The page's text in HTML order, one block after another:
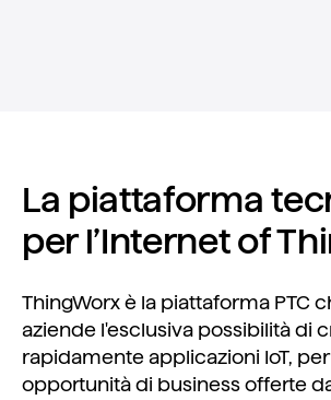
La piattaforma
per l’Internet of
ThingWorx è la piattaforma PTC
aziende l'esclusiva possibilità di
rapidamente applicazioni IoT,
opportunità di business offerte